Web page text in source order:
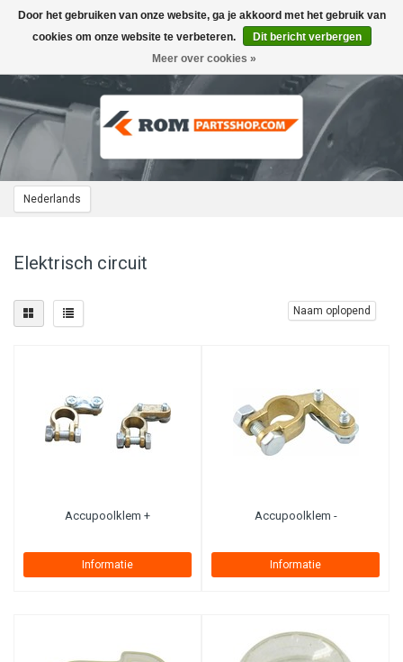
Nederlands
Toggle
navigation
Elektrisch circuit
Naam oplopend
Accupoolklem +
Informatie
Accupoolklem -
Informatie
Door het gebruiken van onze website, ga je akkoord met het gebruik van
cookies om onze website te verbeteren.
Dit bericht verbergen
Meer over cookies »